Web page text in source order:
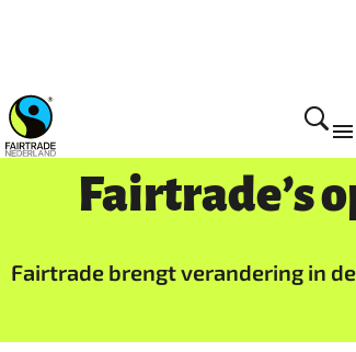
Bananen
Fairtrade’s
Fairtrade brengt verandering in